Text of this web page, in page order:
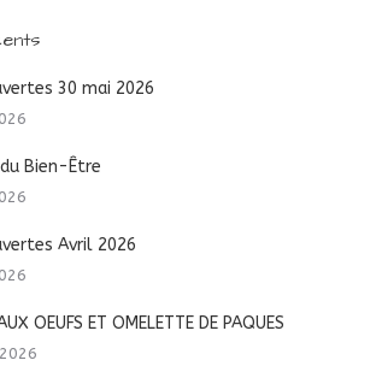
30 mai 2026
Bien-Être
Avril 2026
OEUFS ET OMELETTE DE PAQUES